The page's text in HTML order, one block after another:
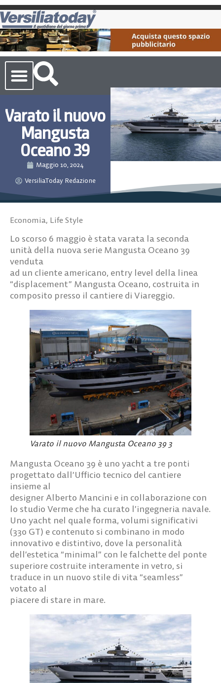
Varato il nuovo
Mangusta
Oceano 39
Maggio 10, 2024
VersiliaToday Redazione
Economia, Life Style
Lo scorso 6 maggio è stata varata la seconda
unità della nuova serie Mangusta Oceano 39
venduta
ad un cliente americano, entry level della linea
“displacement” Mangusta Oceano, costruita in
composito presso il cantiere di Viareggio.
Varato il nuovo Mangusta Oceano 39 3
Mangusta Oceano 39 è uno yacht a tre ponti
progettato dall’Ufficio tecnico del cantiere
insieme al
designer Alberto Mancini e in collaborazione con
lo studio Verme che ha curato l’ingegneria navale.
Uno yacht nel quale forma, volumi significativi
(330 GT) e contenuto si combinano in modo
innovativo e distintivo, dove la personalità
dell’estetica “minimal” con le falchette del ponte
superiore costruite interamente in vetro, si
traduce in un nuovo stile di vita “seamless”
votato al
piacere di stare in mare.